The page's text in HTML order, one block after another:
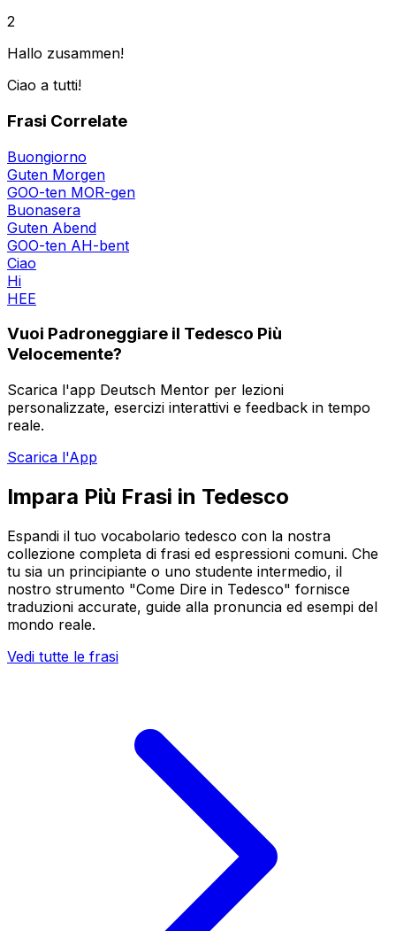
2
Hallo zusammen!
Ciao a tutti!
Frasi Correlate
Buongiorno
Guten Morgen
GOO-ten MOR-gen
Buonasera
Guten Abend
GOO-ten AH-bent
Ciao
Hi
HEE
Vuoi Padroneggiare il Tedesco Più
Velocemente?
Scarica l'app Deutsch Mentor per lezioni
personalizzate, esercizi interattivi e feedback in tempo
reale.
Scarica l'App
Impara Più Frasi in Tedesco
Espandi il tuo vocabolario tedesco con la nostra
collezione completa di frasi ed espressioni comuni. Che
tu sia un principiante o uno studente intermedio, il
nostro strumento "Come Dire in Tedesco" fornisce
traduzioni accurate, guide alla pronuncia ed esempi del
mondo reale.
Vedi tutte le frasi